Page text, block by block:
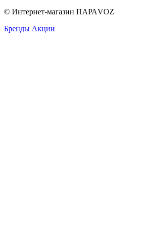
© Интернет-магазин ПАРАVOZ
Бренды Акции